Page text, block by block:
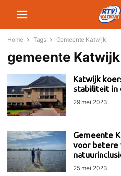
Home Tags Gemeente Katwijk
gemeente Katwijk
Katwijk
stabiliteit in
29 mei 2023
Gemeente
voor betere
25 mei 2023